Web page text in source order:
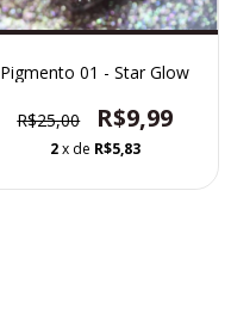
Pigmento 01 - Star Glow
R$25,00 R$9,99
2x de R$5,83